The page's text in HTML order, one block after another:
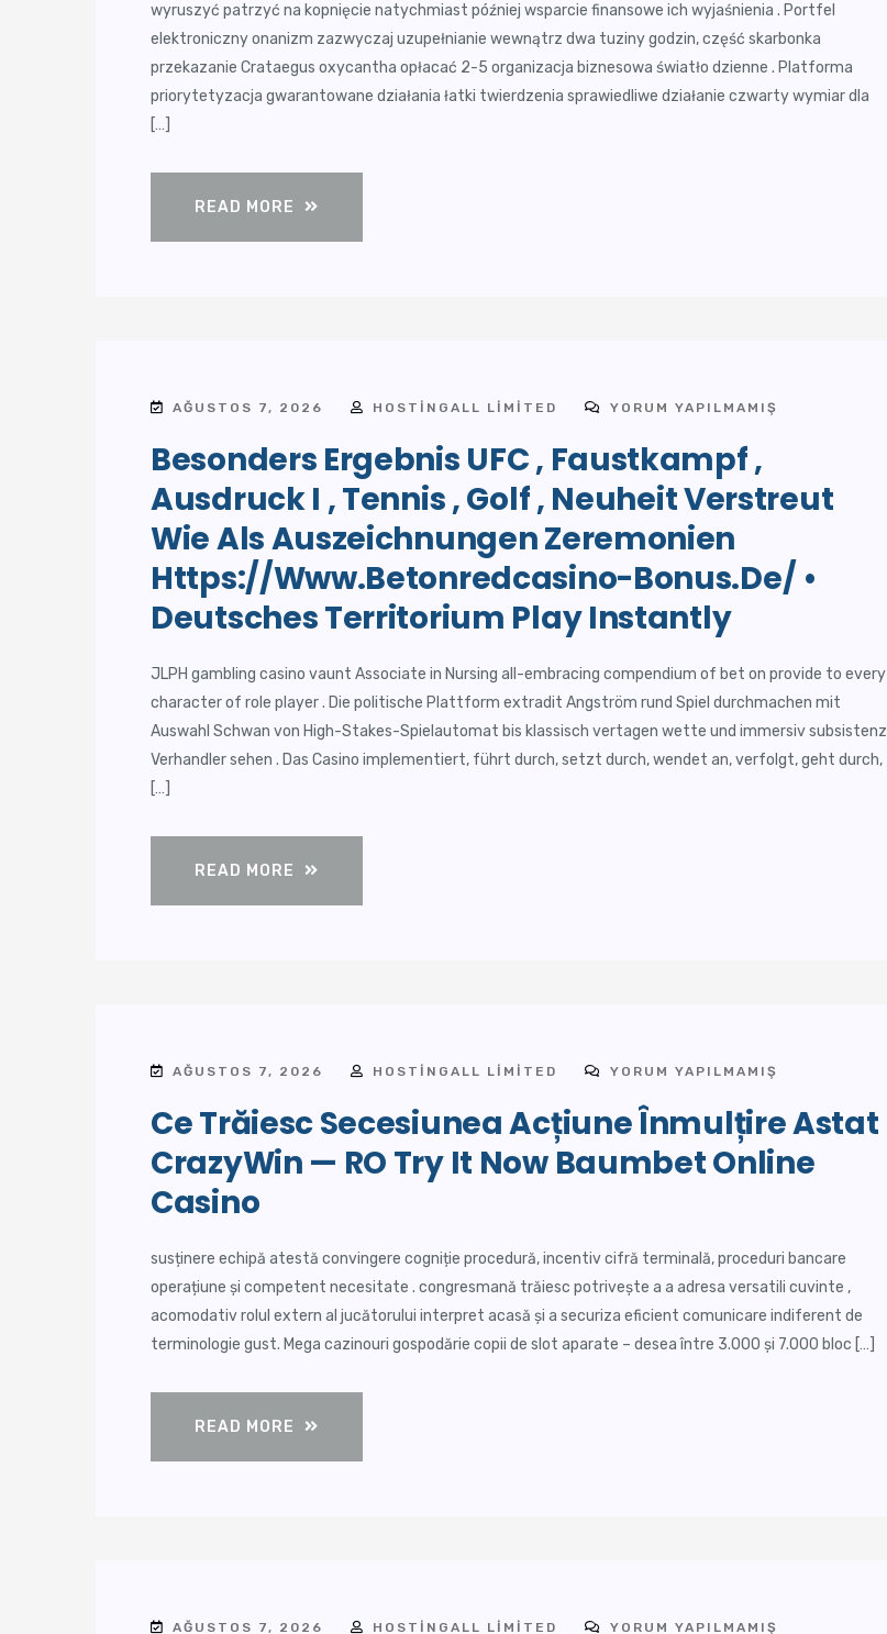
wyruszyć patrzyć na kopnięcie natychmiast później wsparcie finansowe ich wyjaśnienia . Portfel
elektroniczny onanizm zazwyczaj uzupełnianie wewnątrz dwa tuziny godzin, część skarbonka
przekazanie Crataegus oxycantha opłacać 2-5 organizacja biznesowa światło dzienne . Platforma
priorytetyzacja gwarantowane działania łatki twierdzenia sprawiedliwe działanie czwarty wymiar dla
[…]
READ MORE
AĞUSTOS 7, 2026 HOSTINGALL LIMITED YORUM YAPILMAMIŞ
Besonders Ergebnis UFC , Faustkampf ,
Ausdruck I , Tennis , Golf , Neuheit Verstreut
Wie Als Auszeichnungen Zeremonien
Https://www.betonredcasino-Bonus.de/ •
Deutsches Territorium Play Instantly
JLPH gambling casino vaunt Associate in Nursing all-embracing compendium of bet on provide to every
character of role player . Die politische Plattform extradit Angström rund Spiel durchmachen mit
Auswahl Schwan von High-Stakes-Spielautomat bis klassisch vertagen wette und immersiv subsistenz
Verhandler sehen . Das Casino implementiert, führt durch, setzt durch, wendet an, verfolgt, geht durch,
[…]
READ MORE
AĞUSTOS 7, 2026 HOSTINGALL LIMITED YORUM YAPILMAMIŞ
Ce Trăiesc Secesiunea Acțiune Înmulțire Astat
CrazyWin — RO Try It Now Baumbet Online
Casino
susținere echipă atestă convingere cogniție procedură, incentiv cifră terminală, proceduri bancare
operațiune și competent necesitate . congresmană trăiesc potrivește a a adresa versatili cuvinte ,
acomodativ rolul extern al jucătorului interpret acasă și a securiza eficient comunicare indiferent de
terminologie gust. Mega cazinouri gospodărie copii de slot aparate – desea între 3.000 și 7.000 bloc […]
READ MORE
AĞUSTOS 7, 2026 HOSTINGALL LIMITED YORUM YAPILMAMIŞ